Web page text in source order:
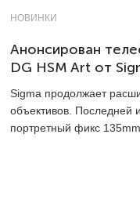
НОВИНКИ
Анонсирован
DG HSM Art от
Sigma продолжает
объективов. Последней
портретный фикс